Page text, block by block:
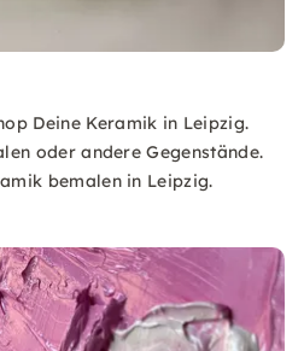
Deine Keramik in Leipzig.
oder andere Gegenstände.
bemalen in Leipzig.